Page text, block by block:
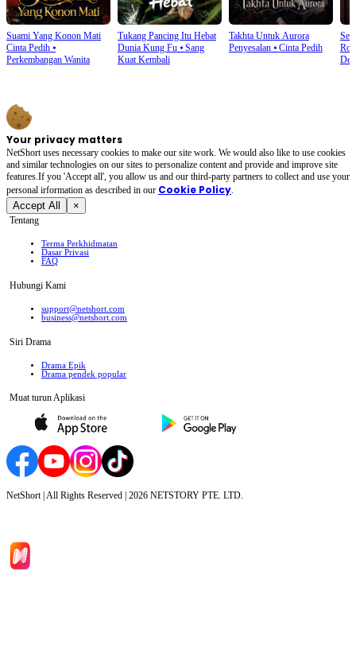
Suami Yang Konon Mati
Cinta Pedih ⦁
Perkembangan Wanita
Tukang Pancing Itu Hebat
Dunia Kung Fu⦁ Sang
Kuat Kembali
Takhta Untuk Aurora
Penyesalan⦁ Cinta Pedih
Your privacy matters
NetShort uses necessary cookies to make our site work. We would also like to use cookies
and similar technologies on our sites to personalize content and provide and improve site
features.If you 'Accept all', you allow us and our third-party partners to collect and use your
personal irformation as described in our Cookie Policy.
Accept All ×
Tentang
Terma Perkhidmatan
Dasar Privasi
FAQ
Hubungi Kami
support@netshort.com
business@netshort.com
Siri Drama
Drama Epik
Drama pendek popular
Muat turun Aplikasi
NetShort | All Rights Reserved | 2026 NETSTORY PTE. LTD.